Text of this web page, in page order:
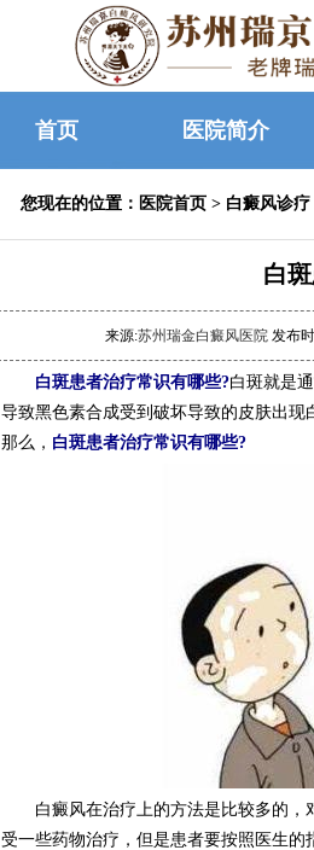
首页 医院简介
您现在的位置： 医院首页 > 白癜风诊疗
白
来源:苏州瑞金白癜风医院 发布
白斑患者治疗常识有哪些?白斑就是
导致黑色素合成受到破坏导致的皮肤出现
那么， 白斑患者治疗常识有哪些?
白癜风在治疗上的方法是比较多的，
受一些药物治疗，但是患者要按照医生